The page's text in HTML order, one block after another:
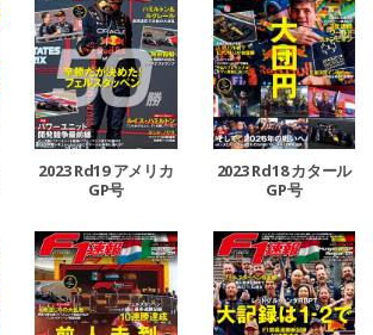
2023 Rd19 アメリカ
GP号
2023 Rd18 カタール
GP号